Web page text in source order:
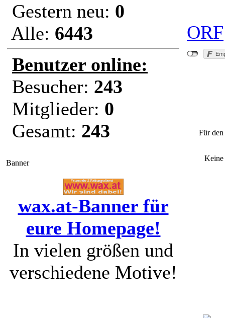
Gestern neu: 0
Alle: 6443
Benutzer online:
Besucher: 243
Mitglieder: 0
Gesamt: 243
Banner
wax.at-Banner für
eure Homepage!
In vielen größen und
verschiedene Motive!
ORF
Für
Keine